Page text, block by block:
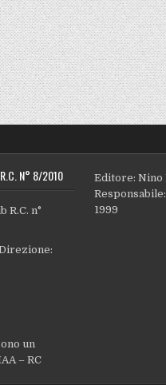
N° 8/2010
R.C. n°
un
– RC
Editore: Nino
1999